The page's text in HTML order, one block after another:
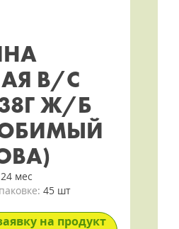
В/С
Ж/Б
24 мес
45 шт
на продукт